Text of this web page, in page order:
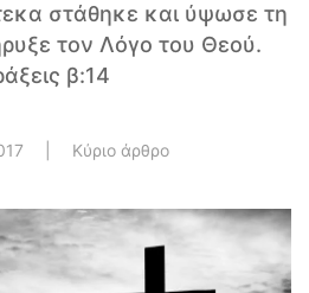
στάθηκε και ύψωσε τη
τον Λόγο του Θεού.
β:14
Κύριο άρθρο